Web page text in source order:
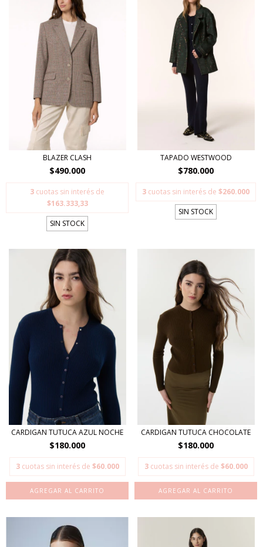
BLAZER CLASH
$490.000
3 cuotas sin interés de
$163.333,33
SIN STOCK
TAPADO WESTWOOD
$780.000
3 cuotas sin interés de $260.000
SIN STOCK
CARDIGAN TUTUCA AZUL NOCHE
$180.000
3 cuotas sin interés de $60.000
AGREGAR AL CARRITO
CARDIGAN TUTUCA CHOCOLATE
$180.000
3 cuotas sin interés de $60.000
AGREGAR AL CARRITO